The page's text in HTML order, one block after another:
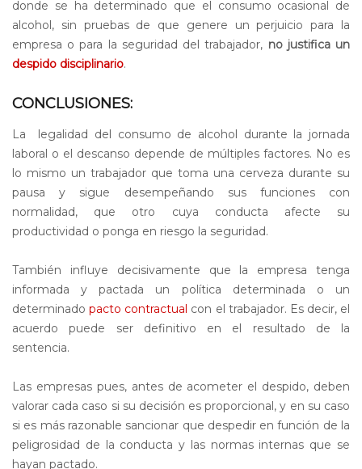
donde se ha determinado que el consumo ocasional de
alcohol, sin pruebas de que genere un perjuicio para la
empresa o para la seguridad del trabajador, no justifica un
despido disciplinario.
CONCLUSIONES:
La legalidad del consumo de alcohol durante la jornada
laboral o el descanso depende de múltiples factores. No es
lo mismo un trabajador que toma una cerveza durante su
pausa y sigue desempeñando sus funciones con
normalidad, que otro cuya conducta afecte su
productividad o ponga en riesgo la seguridad.
También influye decisivamente que la empresa tenga
informada y pactada un política determinada o un
determinadopacto contractual con el trabajador. Es decir, el
acuerdo puede ser definitivo en el resultado de la
sentencia.
Las empresas pues, antes de acometer el despido, deben
valorar cada caso si su decisión es proporcional, y en su caso
si es más razonable sancionar que despedir en función de la
peligrosidad de la conducta y las normas internas que se
hayan pactado.